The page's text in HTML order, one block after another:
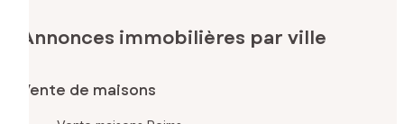
Annonces immobilières par ville
Vente de maisons